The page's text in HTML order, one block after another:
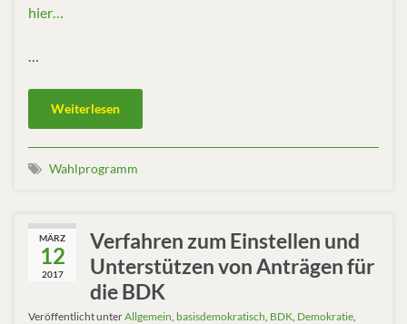
hier…
…
Weiterlesen
Wahlprogramm
MÄRZ
12
2017
Verfahren zum Einstellen und
Unterstützen von Anträgen für
die BDK
Veröffentlicht unterAllgemein basisdemokratisch BDK Demokratie